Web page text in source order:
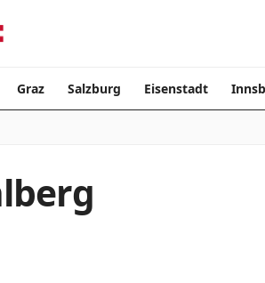
Graz Salzburg Eisenstadt